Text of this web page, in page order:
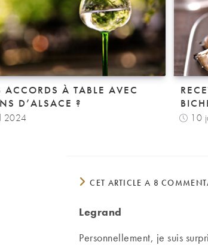
ACCORDS À TABLE AVEC
D’ALSACE ?
2024 10
CET ARTICLE A 8
Legrand
Personnellement, je suis